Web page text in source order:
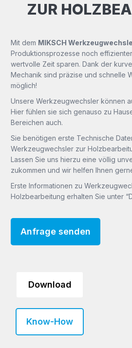
ZUR
Mit dem MIKSCH
Produktionsprozesse noch
wertvolle Zeit sparen. Dank der
Mechanik sind präzise und schnelle
möglich!
Unsere Werkzeugwechsler können
Hier fühlen sie sich genauso zu
Bereichen auch.
Sie benötigen erste Technische
Werkzeugwechsler zur
Lassen Sie uns hierzu eine völlig
zukommen und wir helfen Ihnen
Erste Informationen zu
Holzbearbeitung erhalten Sie unter
Anfrage senden
Download
Know-How